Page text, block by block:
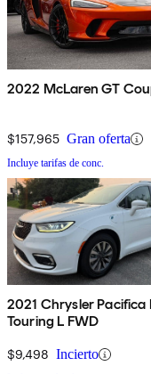
2022 McLaren GT
$157,965 Gran oferta
Incluye tarifas de conc.
2021 Chrysler Pacifica
Touring L FWD
$9,498 Incierto